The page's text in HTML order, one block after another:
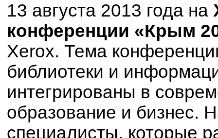
13 августа 2013 года на
конференции «Крым
Xerox. Тема
библиотеки и
интегрированы в
образование и бизнес.
специалисты, которые